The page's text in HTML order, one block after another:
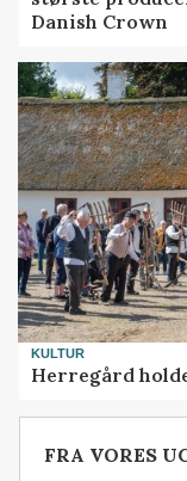
Danish Crown
KULTUR
Herregård
FRA VORES